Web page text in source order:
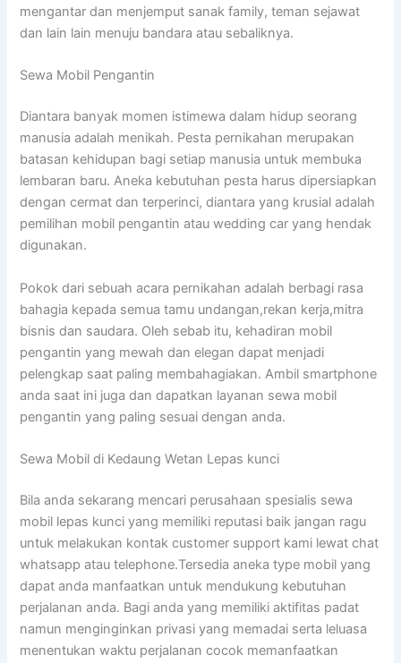
mengantar dan menjemput sanak family, teman sejawat
dan lain lain menuju bandara atau sebaliknya.
Sewa Mobil Pengantin
Diantara banyak momen istimewa dalam hidup seorang
manusia adalah menikah. Pesta pernikahan merupakan
batasan kehidupan bagi setiap manusia untuk membuka
lembaran baru. Aneka kebutuhan pesta harus dipersiapkan
dengan cermat dan terperinci, diantara yang krusial adalah
pemilihan mobil pengantin atau wedding car yang hendak
digunakan.
Pokok dari sebuah acara pernikahan adalah berbagi rasa
bahagia kepada semua tamu undangan,rekan kerja,mitra
bisnis dan saudara. Oleh sebab itu, kehadiran mobil
pengantin yang mewah dan elegan dapat menjadi
pelengkap saat paling membahagiakan. Ambil smartphone
anda saat ini juga dan dapatkan layanan sewa mobil
pengantin yang paling sesuai dengan anda.
Sewa Mobil di Kedaung Wetan Lepas kunci
Bila anda sekarang mencari perusahaan spesialis sewa
mobil lepas kunci yang memiliki reputasi baik jangan ragu
untuk melakukan kontak customer support kami lewat chat
whatsapp atau telephone.Tersedia aneka type mobil yang
dapat anda manfaatkan untuk mendukung kebutuhan
perjalanan anda. Bagi anda yang memiliki aktifitas padat
namun menginginkan privasi yang memadai serta leluasa
menentukan waktu perjalanan cocok memanfaatkan